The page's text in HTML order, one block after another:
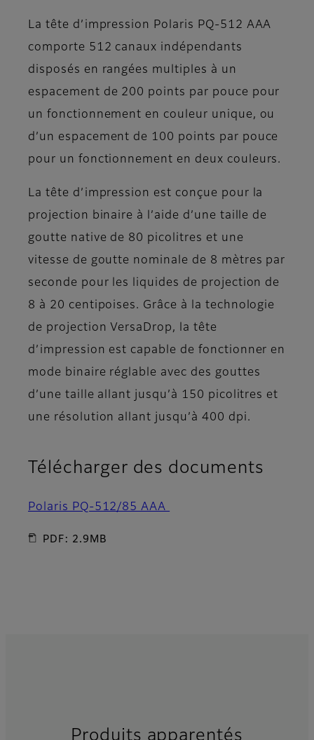
La tête d’impression Polaris PQ-512 AAA
comporte 512 canaux indépendants
disposés en rangées multiples à un
espacement de 200 points par pouce pour
un fonctionnement en couleur unique, ou
d’un espacement de 100 points par pouce
pour un fonctionnement en deux couleurs.
La tête d’impression est conçue pour la
projection binaire à l’aide d’une taille de
goutte native de 80 picolitres et une
vitesse de goutte nominale de 8 mètres par
seconde pour les liquides de projection de
8 à 20 centipoises. Grâce à la technologie
de projection VersaDrop, la tête
d’impression est capable de fonctionner en
mode binaire réglable avec des gouttes
d’une taille allant jusqu’à 150 picolitres et
une résolution allant jusqu’à 400 dpi.
Télécharger des documents
Polaris PQ-512/85 AAA
PDF: 2.9MB
Produits apparentés